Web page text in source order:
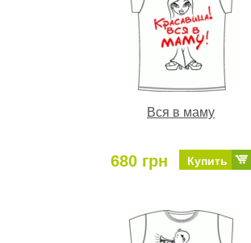
Вся в маму
680 грн Купить